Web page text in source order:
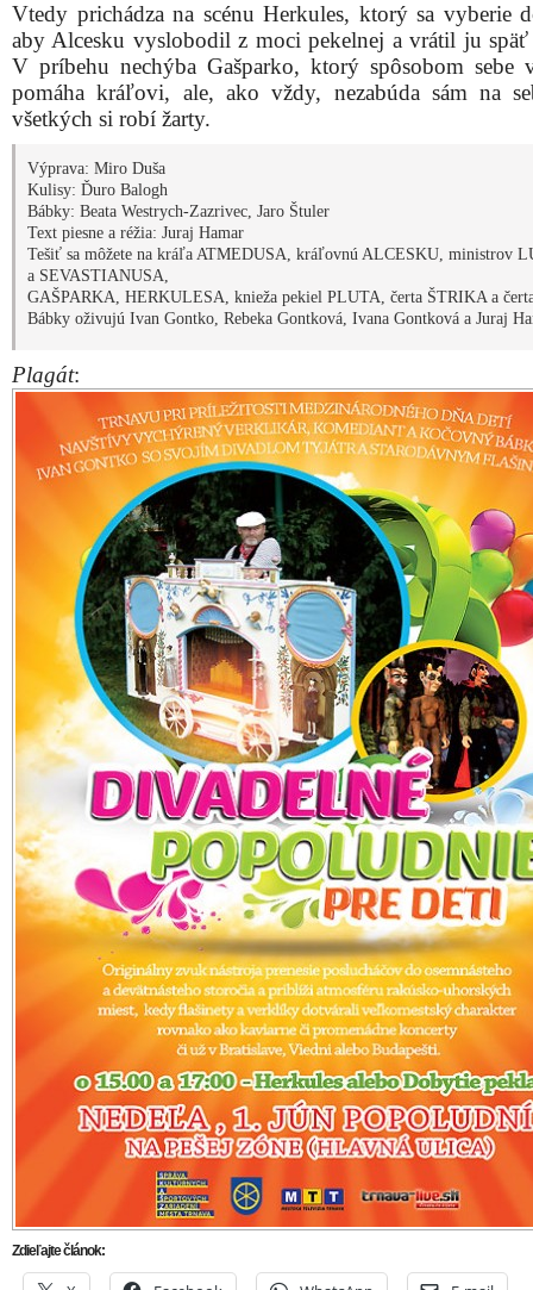
Vtedy prichádza na scénu Herkules, ktorý sa vyberie
aby Alcesku vyslobodil z moci pekelnej a vrátil ju späť
V príbehu nechýba Gašparko, ktorý spôsobom sebe
pomáha kráľovi, ale, ako vždy, nezabúda sám na
všetkých si robí žarty.
Výprava: Miro Duša
Kulisy: Ďuro Balogh
Bábky: Beata Westrych-Zazrivec, Jaro Štuler
Text piesne a réžia: Juraj Hamar
Tešiť sa môžete na kráľa ATMEDUSA, kráľovnú ALCESKU, ministrov
a SEVASTIANUSA,
GAŠPARKA, HERKULESA, knieža pekiel PLUTA, čerta ŠTRIKA a
Bábky oživujú Ivan Gontko, Rebeka Gontková, Ivana Gontková a Juraj
Plagát:
Zdieľajte článok: